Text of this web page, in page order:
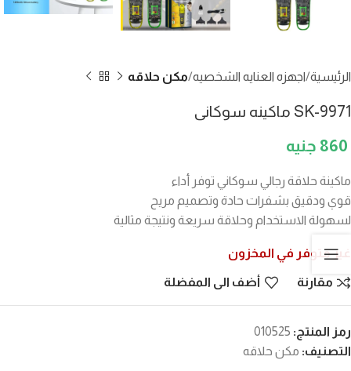
الرئيسية اجهزه العنايه الشخصيه مكن حلاقه
SK-9971 ماكينه سوكانى
860
ماكينة حلاقة رجالي سوكاني توفر أداء
قوي ودقيق بشفرات حادة وتصميم مريح
لسهولة الاستخدام وحلاقة سريعة ونتيجة مثالية
غير متوفر في المخزون
مقارنة أضف الى المفضلة
رمز المنتج: 010525
التصنيف: مكن حلاقه